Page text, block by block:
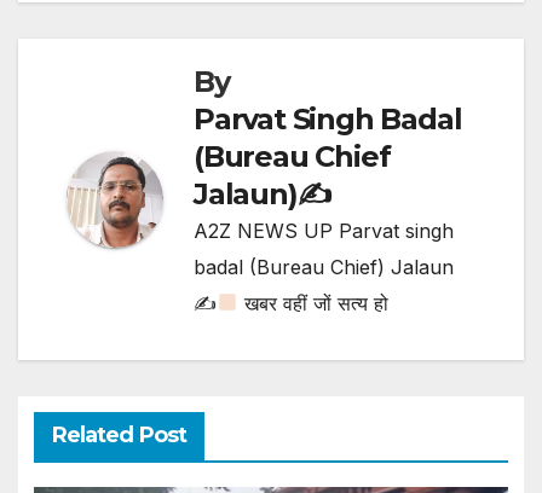
By
Parvat Singh Badal
(Bureau Chief
Jalaun)✍️
A2Z NEWS UP Parvat singh
badal (Bureau Chief) Jalaun
✍
खबर वहीं जों सत्य हो
Related Post